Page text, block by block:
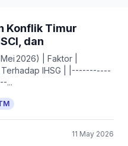
Konflik Timur
dan
2026) | Faktor |
Terhadap IHSG | |-----------
...
11 May 2026